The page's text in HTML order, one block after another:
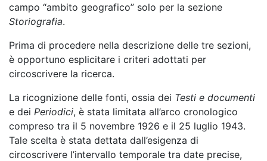
campo “ambito geografico” solo per la sezione
Storiografia.
Prima di procedere nella descrizione delle tre sezioni,
è opportuno esplicitare i criteri adottati per
circoscrivere la ricerca.
La ricognizione delle fonti, ossia dei Testi e documenti
e dei Periodici, è stata limitata all’arco cronologico
compreso tra il 5 novembre 1926 e il 25 luglio 1943.
Tale scelta è stata dettata dall’esigenza di
circoscrivere l’intervallo temporale tra date precise,